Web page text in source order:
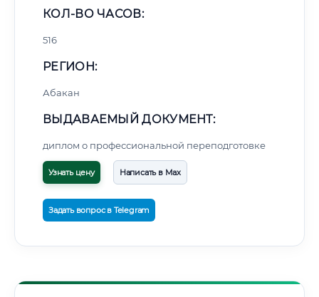
КОЛ-ВО ЧАСОВ:
516
РЕГИОН:
Абакан
ВЫДАВАЕМЫЙ ДОКУМЕНТ:
диплом о профессиональной переподготовке
Узнать цену Написать в Max
Задать вопрос в Telegram